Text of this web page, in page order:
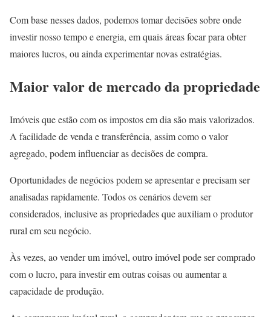
Com base nesses dados, podemos tomar decisões sobre onde
investir nosso tempo e energia, em quais áreas focar para obter
maiores lucros, ou ainda experimentar novas estratégias.
Maior valor de mercado da propriedade
Imóveis que estão com os impostos em dia são mais valorizados.
A facilidade de venda e transferência, assim como o valor
agregado, podem influenciar as decisões de compra.
Oportunidades de negócios podem se apresentar e precisam ser
analisadas rapidamente. Todos os cenários devem ser
considerados, inclusive as propriedades que auxiliam o produtor
rural em seu negócio.
Às vezes, ao vender um imóvel, outro imóvel pode ser comprado
com o lucro, para investir em outras coisas ou aumentar a
capacidade de produção.